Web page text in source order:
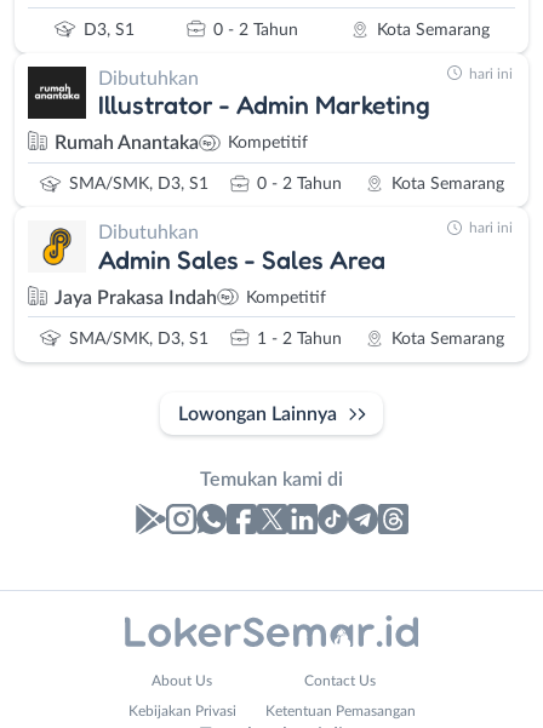
D3, S1 0 - 2 Tahun Kota Semarang
Dibutuhkan
Illustrator - Admin Marketing
Rumah Anantaka Kompetitif
SMA/SMK, D3, S1 0 - 2 Tahun Kota Semarang
hari ini
Dibutuhkan
Admin Sales - Sales Area
Jaya Prakasa Indah Kompetitif
SMA/SMK, D3, S1 1 - 2 Tahun Kota Semarang
hari ini
Lowongan Lainnya
Temukan kami di
About Us Contact Us
Kebijakan Privasi Ketentuan Pemasangan